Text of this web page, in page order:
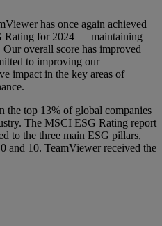
has once again achieved
Rating for 2024 — maintaining
overall score has improved
to improving our
impact in the key areas of
the top 13% of global companies
The MSCI ESG Rating report
to the three main ESG pillars,
and 10. TeamViewer received the